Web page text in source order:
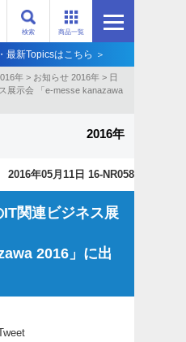
商品一覧
検索
最新Topicsはこちら ＞
年 > お知らせ 2016年 > 日
展示会 「e-messe kanazawa
2016年
2016年05月11日 16-NR058
IT関連ビジネス展
2016」に出